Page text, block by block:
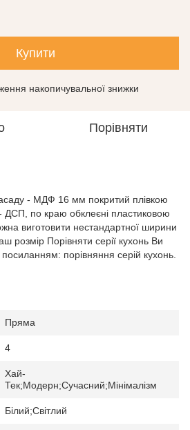
Купити
накопичувальної знижки
Порівняти
- МДФ 16 мм покритий плівкою
ДСП, по краю обклеєні пластиковою
виготовити нестандартної ширини
розмір Порівняти серії кухонь Ви
порівняння серій кухонь.
Пряма
4
Хай-
Тек;Модерн;Сучасний;Мінімалізм
Білий;Світлий